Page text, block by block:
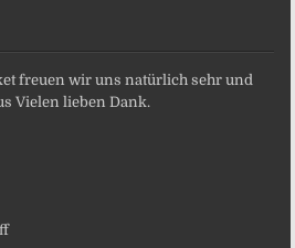
freuen wir uns natürlich sehr und
Vielen lieben Dank.